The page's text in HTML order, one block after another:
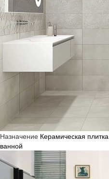
Назначение Керамическая плитка
ванной